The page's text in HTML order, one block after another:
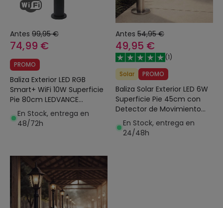
Antes 99,95 €
74,99 €
PROMO
Baliza Exterior LED RGB
Smart+ WiFi 10W Superficie
Pie 80cm LEDVANCE
4058075564220
En Stock, entrega en
48/72h
Antes 54,95 €
49,95 €
(1)
Solar
PROMO
Baliza Solar Exterior LED 6W
Superficie Pie 45cm con
Detector de Movimiento
Helios Inox
En Stock, entrega en
24/48h